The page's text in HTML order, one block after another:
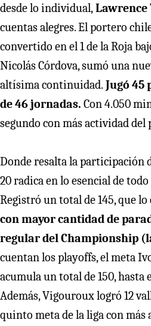
desde lo individual,
cuentas alegres. El portero
convertido en el 1 de la Roja
Nicolás Córdova, sumó una
altísima continuidad. Jugó 45
de 46 jornadas. Con 4.050
segundo con más actividad del
Donde resalta la participación
20 radica en lo esencial de
Registró un total de 145, que
con mayor cantidad de
regular del Championship
cuentan los playoffs, el meta
acumula un total de 150, hasta
Además, Vigouroux logró 12
quinto meta de la liga con más